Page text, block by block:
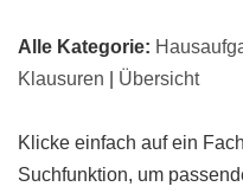
Alle Kategorie:
Klausuren
Übersicht
Klicke einfach auf ein
Suchfunktion, um